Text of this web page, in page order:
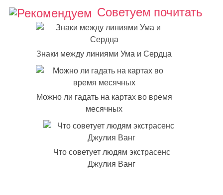
Советуем почитать
Знаки между линиями Ума и Сердца
Можно ли гадать на картах во время
месячных
Что советует людям экстрасенс
Джулия Ванг